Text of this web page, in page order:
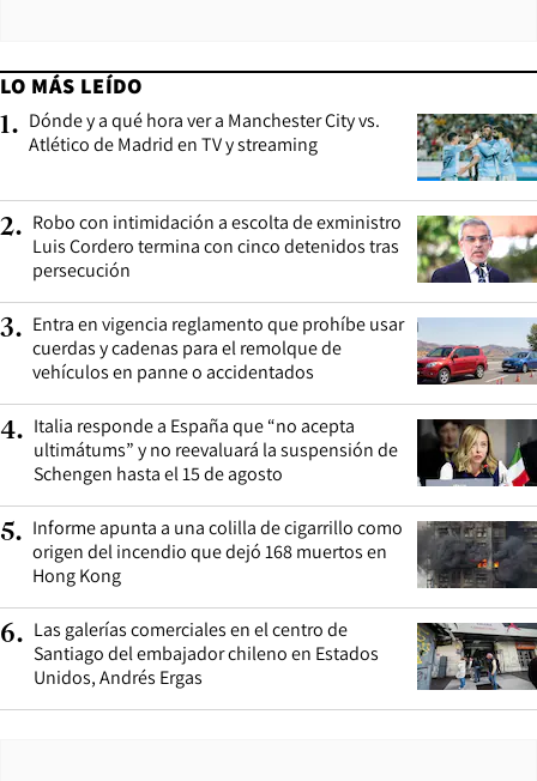
LO MÁS LEÍDO
1. Dónde y a qué hora ver a Manchester City vs.
Atlético de Madrid en TV y streaming
2. Robo con intimidación a escolta de exministro
Luis Cordero termina con cinco detenidos tras
persecución
3. Entra en vigencia reglamento que prohíbe usar
cuerdas y cadenas para el remolque de
vehículos en panne o accidentados
4. Italia responde a España que “no acepta
ultimátums” y no reevaluará la suspensión de
Schengen hasta el 15 de agosto
5. Informe apunta a una colilla de cigarrillo como
origen del incendio que dejó 168 muertos en
Hong Kong
6. Las galerías comerciales en el centro de
Santiago del embajador chileno en Estados
Unidos, Andrés Ergas